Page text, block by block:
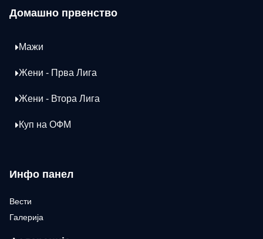
Домашно првенство
Мажи
Жени - Прва Лига
Жени - Втора Лига
Куп на ОФМ
Инфо панел
Вести
Галерија